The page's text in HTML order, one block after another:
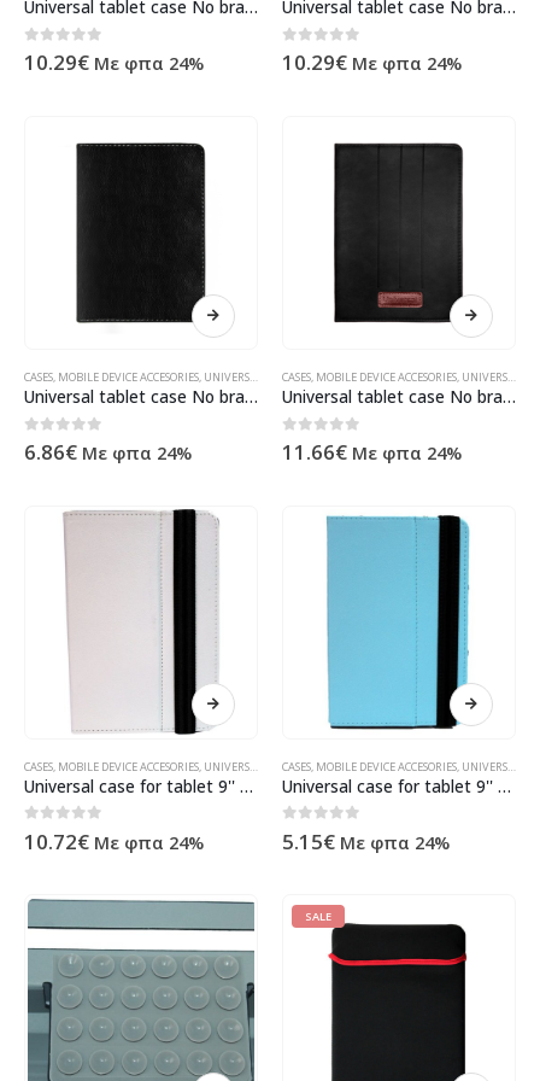
Universal tablet case No brand, 7″, Black – 40001
0 out of 5
10.29€ Με φπα 24%
Universal tablet case No brand, 7″, Beige – 40008
0 out of 5
10.29€ Με φπα 24%
CASES, MOBILE DEVICE ACCESORIES, UNIVERSAL ΠΡΟΪΌΝΤΑ ΠΛΗΡΟΦΟΡΙΚΉΣ - ΚΙΝΗΤΉΣ
Universal tablet case No brand, 10″, Black – 40011
0out of 5
6.86€ Με φπα 24%
CASES, MOBILE DEVICE ACCESORIES, UNIVERSAL
Universal tablet case No brand, 10″, Black – 40004
0 out of 5
11.66€ Με φπα 24%
CASES, MOBILE DEVICE ACCESORIES, UNIVERSAL ΠΡΟΪΌΝΤΑ ΠΛΗΡΟΦΟΡΙΚΉΣ - ΚΙΝΗΤΉΣ
Universal case for tablet 9'' 022, No brand, white – 14627
0 out of 5
10.72€ Με φπα 24%
CASES, MOBILE DEVICE ACCESORIES, UNIVERSAL
Universal case for tablet 9'' 022, No brand, blue – 14629
0out of 5
5.15€ Με φπα 24%
SALE